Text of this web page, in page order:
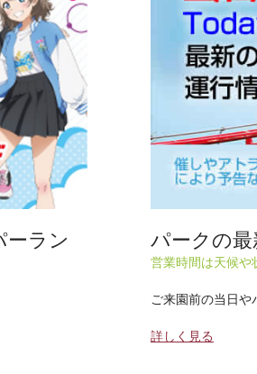
ーラン
パークの最
営業時間は天候や
ご来園前の当日や
詳しく見る